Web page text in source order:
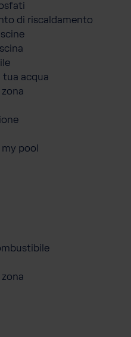
di riscaldamento
tua acqua
pool